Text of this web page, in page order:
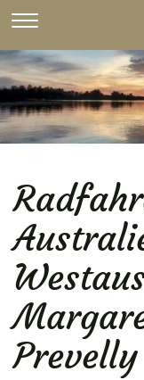
Skip
content
Prevelly